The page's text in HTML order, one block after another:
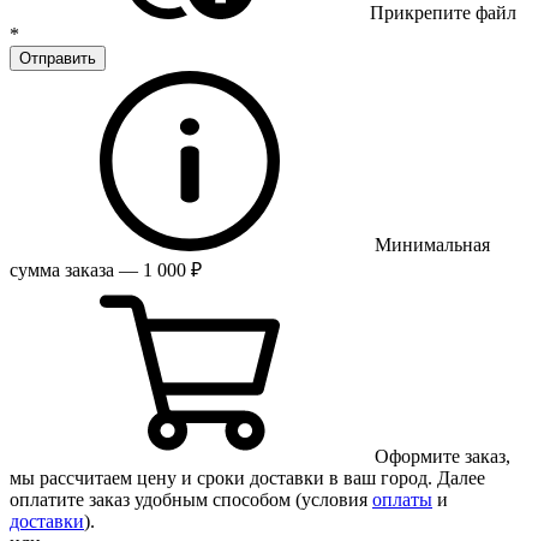
Прикрепите файл
*
Отправить
Минимальная
сумма заказа — 1 000 ₽
Оформите заказ,
мы рассчитаем цену и сроки доставки в ваш город. Далее
оплатите заказ удобным способом (условия оплаты и
доставки).